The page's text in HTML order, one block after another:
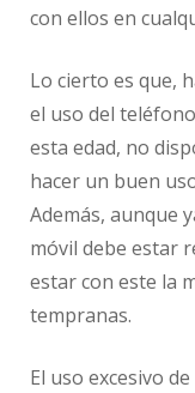
con ellos en
Lo cierto es que,
el uso del
esta edad, no
hacer un buen
Además, aunque
móvil debe estar
estar con este la
tempranas.
El uso excesivo